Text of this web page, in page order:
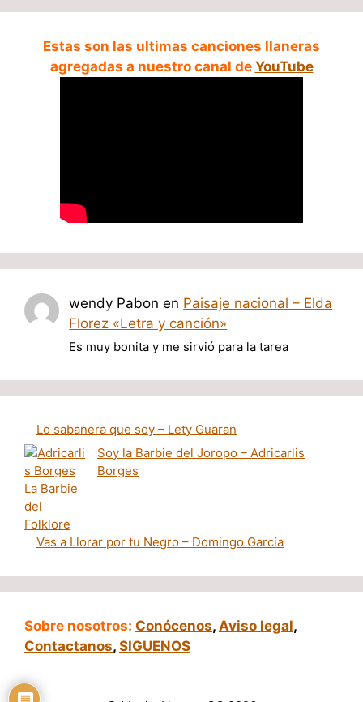
Estas son las ultimas canciones llaneras
agregadas a nuestro canal de YouTube
wendy Pabon en Paisaje nacional – Elda
Florez «Letra y canción»
Es muy bonita y me sirvió para la tarea
Lo sabanera que soy – Lety Guaran
Soy la Barbie del Joropo – Adricarlis
Borges
Vas a Llorar por tu Negro – Domingo García
Sobre nosotros: Conócenos, Aviso legal,
Contactanos, SIGUENOS